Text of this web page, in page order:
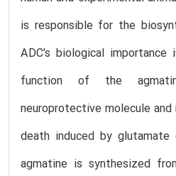
is responsible for the
ADC’s biological
function of the
neuroprotective molecule
death induced by
agmatine is synthesized